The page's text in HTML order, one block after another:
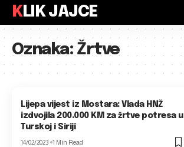
KLIK JAJCE
Oznaka:Žrtve
Lijepa vijest iz Mostara: Vlada HNŽ
izdvojila 200.000 KM za žrtve potresa u
Turskoj i Siriji
14/02/2023 1 Min Read